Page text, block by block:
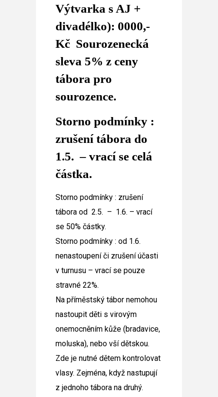
Výtvarka s AJ +
divadélko): 0000,-
Kč Sourozenecká
sleva 5% z ceny
tábora pro
sourozence.
Storno podmínky :
zrušení tábora do
1.5. – vrací se celá
částka.
Storno podmínky : zrušení
tábora od 2.5. – 1.6. – vrací
se 50% částky.
Storno podmínky : od 1.6.
nenastoupení či zrušení účasti
v turnusu – vrací se pouze
stravné 22%.
Na příměstský tábor nemohou
nastoupit děti s virovým
onemocněním kůže (bradavice,
moluska), nebo vší dětskou.
Zde je nutné dětem kontrolovat
vlasy. Zejména, když nastupují
z jednoho tábora na druhý.